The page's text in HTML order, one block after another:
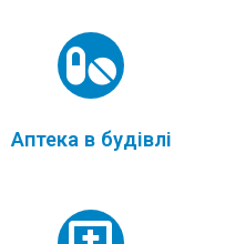
Аптека в будівлі